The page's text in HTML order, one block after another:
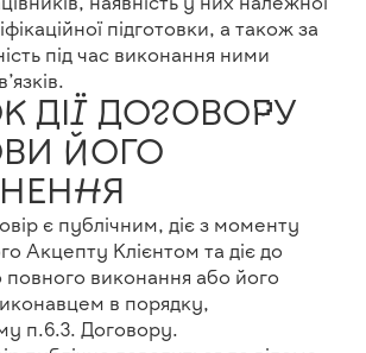
наявність у них належної
підготовки, а також за
під час виконання ними
ДІЇ ДОГОВОРУ
ЙОГО
є публічним, діє з моменту
Акцепту Клієнтом та діє до
виконання або його
в порядку,
п.6.3. Договору.